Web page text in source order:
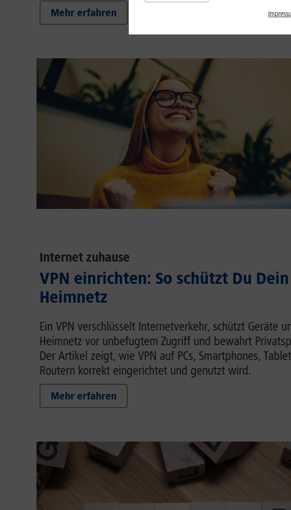
Mehr erfahren
Internet zuhause
VPN einrichten: So schützt Du Dein
Heimnetz
Ein VPN verschlüsselt Internetverkehr, schützt Geräte
Heimnetz vor unbefugtem Zugriff und bewahrt
Der Artikel zeigt, wie VPN auf PCs, Smartphones,
Routern korrekt eingerichtet und genutzt wird.
Mehr erfahren